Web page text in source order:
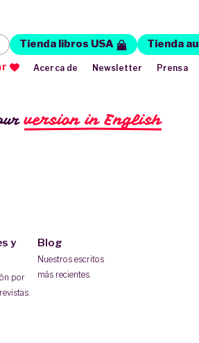
version in English
y
por
Blog
Nuestros escritos
más recientes.
Tienda libros USA
Tienda
Acerca de Newsletter Prensa